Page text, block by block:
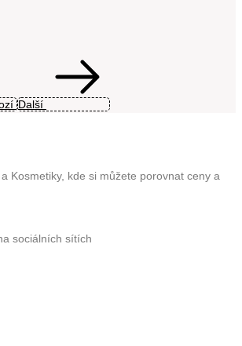
Další
Kosmetiky, kde si můžete porovnat ceny a
sociálních sítích